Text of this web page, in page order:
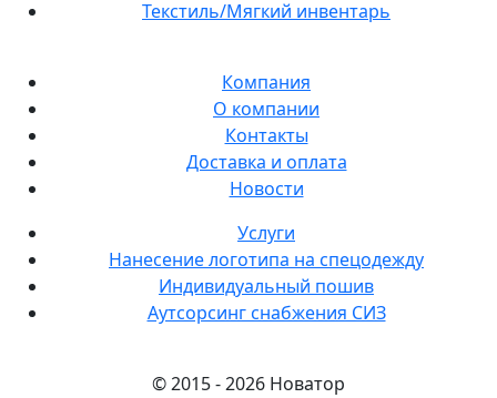
Текстиль/Мягкий инвентарь
Компания
О компании
Контакты
Доставка и оплата
Новости
Услуги
Нанесение логотипа на спецодежду
Индивидуальный пошив
Аутсорсинг снабжения СИЗ
© 2015 - 2026 Новатор